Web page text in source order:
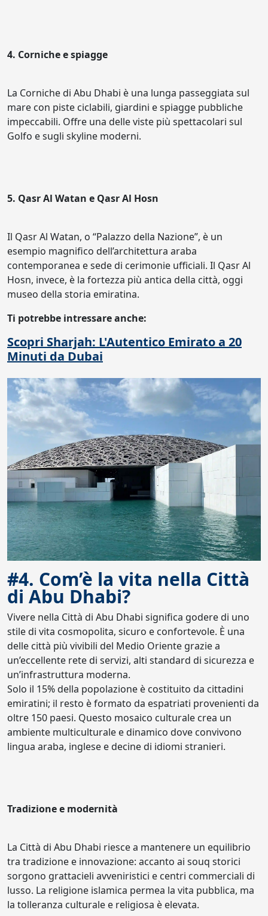
4. Corniche e spiagge
La Corniche di Abu Dhabi è una lunga passeggiata sul
mare con piste ciclabili, giardini e spiagge pubbliche
impeccabili. Offre una delle viste più spettacolari sul
Golfo e sugli skyline moderni.
5. Qasr Al Watan e Qasr Al Hosn
Il Qasr Al Watan, o “Palazzo della Nazione”, è un
esempio magnifico dell’architettura araba
contemporanea e sede di cerimonie ufficiali. Il Qasr Al
Hosn, invece, è la fortezza più antica della città, oggi
museo della storia emiratina.
Ti potrebbe intressare anche:
Scopri Sharjah: L'Autentico Emirato a 20
Minuti da Dubai
#4. Com’è la vita nella Città
di Abu Dhabi?
Vivere nella Città di Abu Dhabi significa godere di uno
stile di vita cosmopolita, sicuro e confortevole. È una
delle città più vivibili del Medio Oriente grazie a
un’eccellente rete di servizi, alti standard di sicurezza e
un’infrastruttura moderna.
Solo il 15% della popolazione è costituito da cittadini
emiratini; il resto è formato da espatriati provenienti da
oltre 150 paesi. Questo mosaico culturale crea un
ambiente multiculturale e dinamico dove convivono
lingua araba, inglese e decine di idiomi stranieri.
Tradizione e modernità
La Città di Abu Dhabi riesce a mantenere un equilibrio
tra tradizione e innovazione: accanto ai souq storici
sorgono grattacieli avveniristici e centri commerciali di
lusso. La religione islamica permea la vita pubblica, ma
la tolleranza culturale e religiosa è elevata.